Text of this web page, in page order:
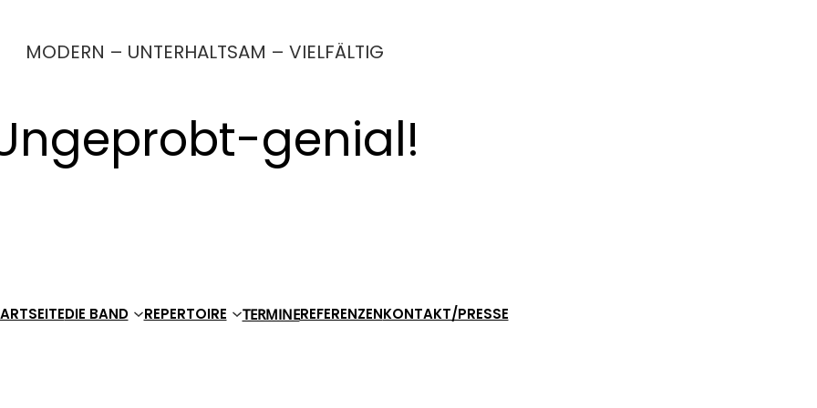
MODERN – UNTERHALTSAM – VIELFÄLTIG
genial!
DIE BAND REPERTOIRE TERMINEREFERENZENKONTAKT/PRESSE